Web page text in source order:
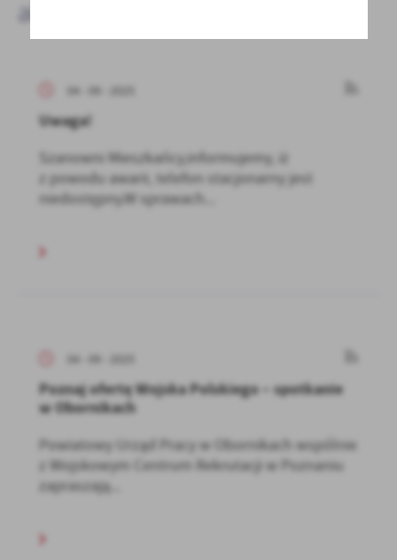
aktualności
04 - 09 - 2025
Uwaga!
Szanowni Mieszkańcy,informujemy, iż
z powodu awarii, telefon stacjonarny jest
niedostępny.W sprawach...
04 - 09 - 2025
Poznaj ofertę Wojska Polskiego – spotkanie
w Obornikach
Powiatowy Urząd Pracy w Obornikach wspólnie
z Wojskowym Centrum Rekrutacji w Poznaniu
zapraszają...